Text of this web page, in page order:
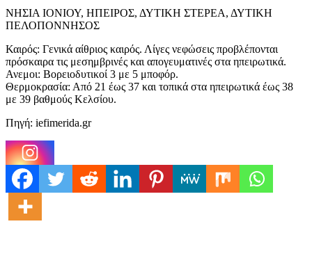
ΝΗΣΙΑ ΙΟΝΙΟΥ, ΗΠΕΙΡΟΣ, ΔΥΤΙΚΗ ΣΤΕΡΕΑ, ΔΥΤΙΚΗ
ΠΕΛΟΠΟΝΝΗΣΟΣ
Καιρός: Γενικά αίθριος καιρός. Λίγες νεφώσεις προβλέπονται
πρόσκαιρα τις μεσημβρινές και απογευματινές στα ηπειρωτικά.
Ανεμοι: Βορειοδυτικοί 3 με 5 μποφόρ.
Θερμοκρασία: Από 21 έως 37 και τοπικά στα ηπειρωτικά έως 38
με 39 βαθμούς Κελσίου.
Πηγή: iefimerida.gr